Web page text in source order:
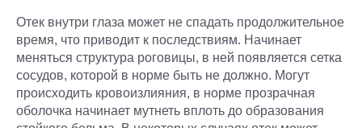
Отек внутри глаза может не спадать продолжительное
время, что приводит к последствиям. Начинает
меняться структура роговицы, в ней появляется сетка
сосудов, которой в норме быть не должно. Могут
происходить кровоизлияния, в норме прозрачная
оболочка начинает мутнеть вплоть до образования